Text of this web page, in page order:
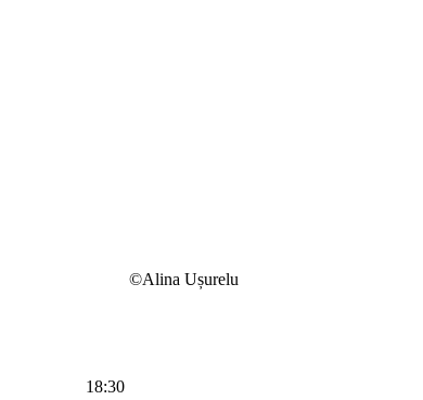
©Alina Ușurelu
18:30